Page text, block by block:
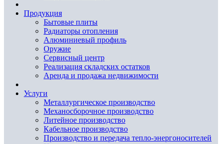
Продукция
Бытовые плиты
Радиаторы отопления
Алюминиевый профиль
Оружие
Сервисный центр
Реализация складских остатков
Аренда и продажа недвижимости
Услуги
Металлургическое производство
Механосборочное производство
Литейное производство
Кабельное производство
Производство и передача тепло-энергоносителей